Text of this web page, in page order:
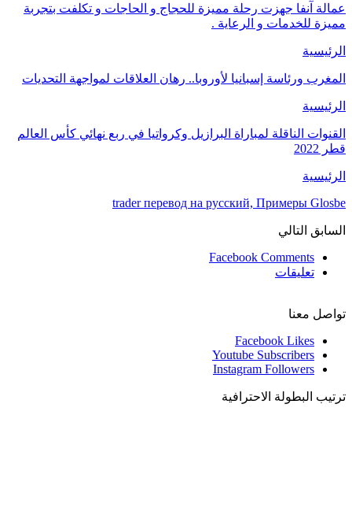
عمالة آنفا جهزت رحلة مميزة للحجاج و الحاجات و تكلفت بتجربة
مميزة للخدمات و الرعاية .
الرئيسية
المغرب ورئاسة إسبانيا لأوروبا.. رهان العلاقات لمواجهة التحديات
الرئيسية
القنوات الناقلة لمباراة البرازيل وكرواتيا في ربع نهائي كأس العالم
قطر 2022
الرئيسية
trader перевод на русский, Примеры Glosbe
السابق التالي
Facebook Comments
تعليقات
تواصل معنا
Facebook Likes
Youtube Subscribers
Instagram Followers
ترتيب البطولة الاحترافية